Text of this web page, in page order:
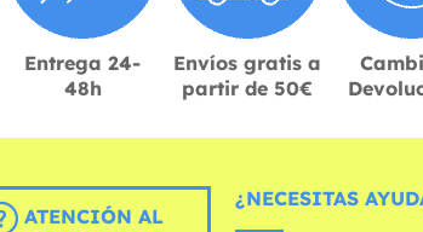
Entrega 24-
48h
Envíos gratis a
partir de 50€
ATENCIÓN AL
¿NECESITAS